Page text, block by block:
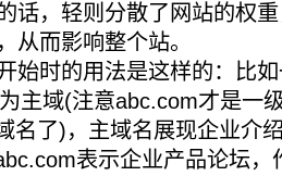
话，轻则分散了网站的权
从而影响整个站。
时的用法是这样的：比如
主域(注意abc.com才是一
名了)，主域名展现企业介
表示企业产品论坛，